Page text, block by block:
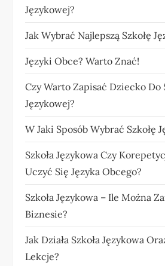
Językowej?
Jak Wybrać Najlepszą Szkołę
Języki Obce? Warto Znać!
Czy Warto Zapisać Dziecko Do
Językowej?
W Jaki Sposób Wybrać Szkołę
Szkoła Językowa Czy
Uczyć Się Języka Obcego?
Szkoła Językowa – Ile Można
Biznesie?
Jak Działa Szkoła Językowa
Lekcje?